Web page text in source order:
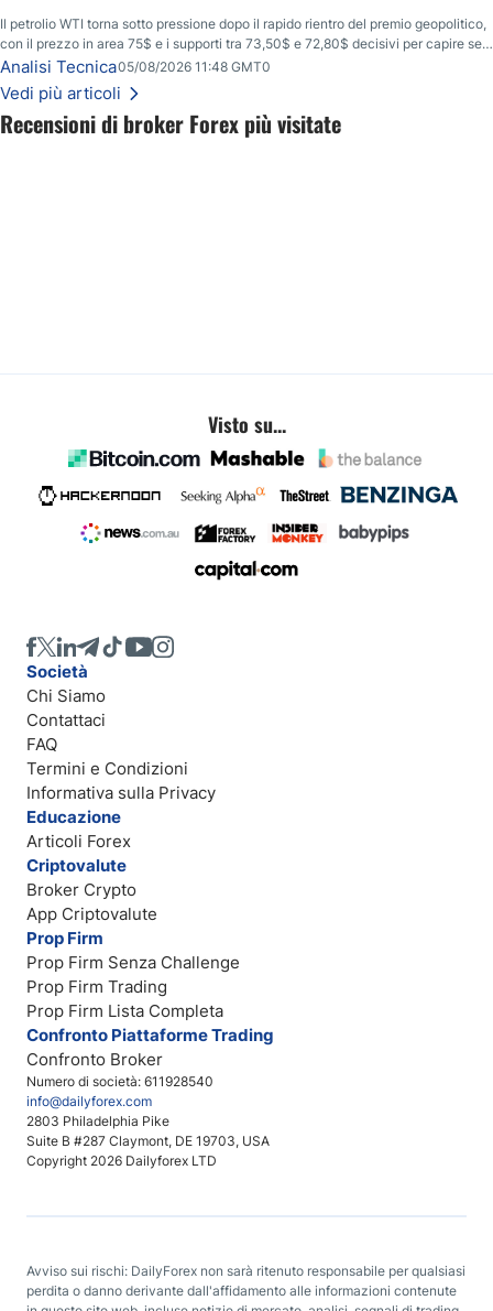
Recensioni di broker Forex più visitate
Il petrolio WTI torna sotto pressione dopo il rapido rientro del premio geopolitico,
con il prezzo in area 75$ e i supporti tra 73,50$ e 72,80$ decisivi per capire se il
ribasso potrà estendersi verso quota 70$.
Analisi Tecnica05/08/2026 11:48 GMT0
Vedi più articoli
Visto su...
Numero di società: 611928540
info@dailyforex.com
2803 Philadelphia Pike
Suite B #287 Claymont, DE 19703, USA
Copyright 2026 Dailyforex LTD
Società
Chi Siamo
Contattaci
FAQ
Termini e Condizioni
Informativa sulla Privacy
Educazione
Articoli Forex
Criptovalute
Broker Crypto
App Criptovalute
Prop Firm
Prop Firm Senza Challenge
Prop Firm Trading
Prop Firm Lista Completa
Confronto Piattaforme Trading
Confronto Broker
Avviso sui rischi: DailyForex non sarà ritenuto responsabile per qualsiasi
perdita o danno derivante dall'affidamento alle informazioni contenute